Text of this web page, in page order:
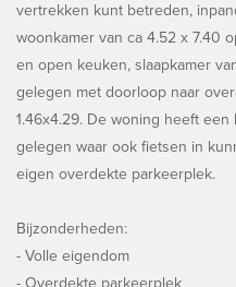
vertrekken kunt betreden,
woonkamer van ca 4.52 x 7.40
en open keuken, slaapkamer
gelegen met doorloop naar
1.46x4.29. De woning heeft
gelegen waar ook fietsen in
eigen overdekte parkeerplek.
Bijzonderheden:
- Volle eigendom
- Overdekte parkeerplek